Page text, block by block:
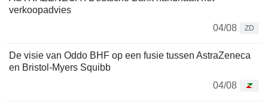
verkoopadvies
04/08
ZD
De visie van Oddo BHF op een fusie tussen AstraZeneca
en Bristol-Myers Squibb
04/08